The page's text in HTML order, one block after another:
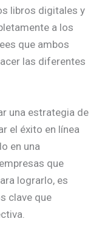
libros digitales y
a los
que ambos
las diferentes
una estrategia de
el éxito en línea
en una
que
lograrlo, es
clave que